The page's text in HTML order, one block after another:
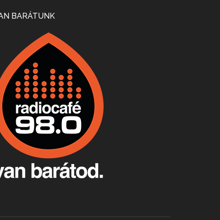
Apr 24, 2026 • 00:38:10
Villány, kékfrankos, Jackfall
Apr 17, 2026 • 00:35:38
Apr 9, 2026 • 00:37:17
BARÁTUNK